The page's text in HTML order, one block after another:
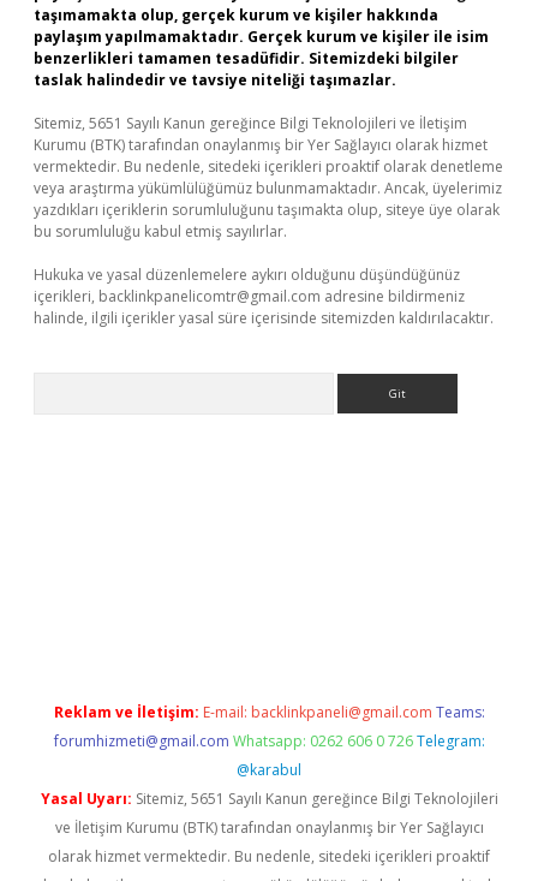
taşımamakta olup, gerçek kurum ve kişiler hakkında
paylaşım yapılmamaktadır. Gerçek kurum ve kişiler ile isim
benzerlikleri tamamen tesadüfidir. Sitemizdeki bilgiler
taslak halindedir ve tavsiye niteliği taşımazlar.
Sitemiz, 5651 Sayılı Kanun gereğince Bilgi Teknolojileri ve İletişim
Kurumu (BTK) tarafından onaylanmış bir Yer Sağlayıcı olarak hizmet
vermektedir. Bu nedenle, sitedeki içerikleri proaktif olarak denetleme
veya araştırma yükümlülüğümüz bulunmamaktadır. Ancak, üyelerimiz
yazdıkları içeriklerin sorumluluğunu taşımakta olup, siteye üye olarak
bu sorumluluğu kabul etmiş sayılırlar.
Hukuka ve yasal düzenlemelere aykırı olduğunu düşündüğünüz
içerikleri, backlinkpanelicomtr@gmail.com adresine bildirmeniz
halinde, ilgili içerikler yasal süre içerisinde sitemizden kaldırılacaktır.
Reklam ve İletişim: E-mail: backlinkpaneli@gmail.com Teams:
forumhizmeti@gmail.com Whatsapp: 0262 606 0 726 Telegram:
@karabul
Yasal Uyarı: Sitemiz, 5651 Sayılı Kanun gereğince Bilgi Teknolojileri
ve İletişim Kurumu (BTK) tarafından onaylanmış bir Yer Sağlayıcı
olarak hizmet vermektedir. Bu nedenle, sitedeki içerikleri proaktif